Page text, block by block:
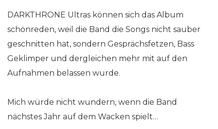
DARKTHRONE Ultras können sich das Album
schönreden, weil die Band die Songs nicht sauber
geschnitten hat, sondern Gesprächsfetzen, Bass
Geklimper und dergleichen mehr mit auf den
Aufnahmen belassen wurde.
Mich würde nicht wundern, wenn die Band
nächstes Jahr auf dem Wacken spielt…